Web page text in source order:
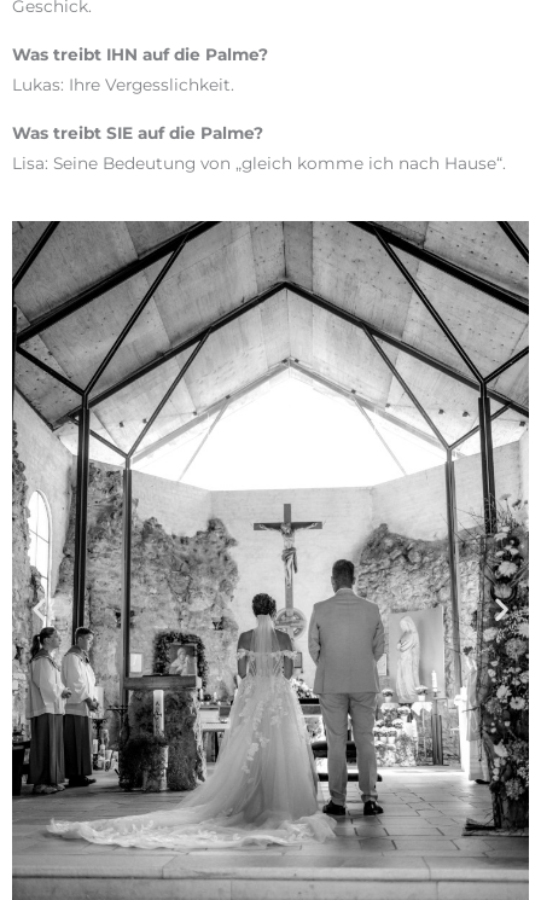
Geschick.
Was treibt IHN auf die Palme?
Lukas: Ihre Vergesslichkeit.
Was treibt SIE auf die Palme?
Lisa: Seine Bedeutung von „gleich komme ich nach Hause“.